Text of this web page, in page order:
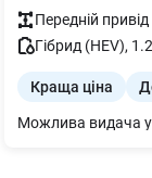
Передній привід
Гібрид (HEV), 1.2
Краща ціна
Можлива видача у